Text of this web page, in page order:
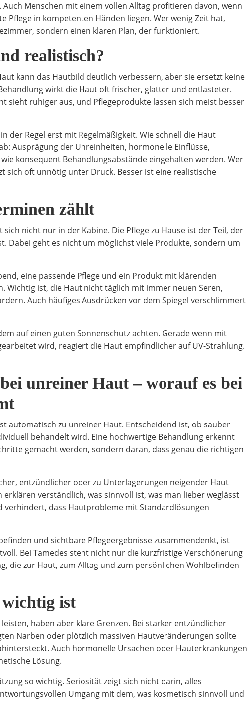
Menschen mit einem vollen Alltag profitieren davon, wenn
Pflege in kompetenten Händen liegen. Wer wenig Zeit hat,
sondern einen klaren Plan, der funktioniert.
realistisch?
kann das Hautbild deutlich verbessern, aber sie ersetzt keine
wirkt die Haut oft frischer, glatter und entlasteter.
sieht ruhiger aus, und Pflegeprodukte lassen sich meist besser
der Regel erst mit Regelmäßigkeit. Wie schnell die Haut
Ausprägung der Unreinheiten, hormonelle Einflüsse,
konsequent Behandlungsabstände eingehalten werden. Wer
sich oft unnötig unter Druck. Besser ist eine realistische
zählt
nicht nur in der Kabine. Die Pflege zu Hause ist der Teil, der
Dabei geht es nicht um möglichst viele Produkte, sondern um
eine passende Pflege und ein Produkt mit klärenden
Wichtig ist, die Haut nicht täglich mit immer neuen Seren,
Auch häufiges Ausdrücken vor dem Spiegel verschlimmert
auf einen guten Sonnenschutz achten. Gerade wenn mit
wird, reagiert die Haut empfindlicher auf UV-Strahlung.
unreiner Haut – worauf es bei
automatisch zu unreiner Haut. Entscheidend ist, ob sauber
behandelt wird. Eine hochwertige Behandlung erkennt
gemacht werden, sondern daran, dass genau die richtigen
entzündlicher oder zu Unterlagerungen neigender Haut
verständlich, was sinnvoll ist, was man lieber weglässt
verhindert, dass Hautprobleme mit Standardlösungen
und sichtbare Pflegeergebnisse zusammendenkt, ist
Bei Tamedes steht nicht nur die kurzfristige Verschönerung
die zur Haut, zum Alltag und zum persönlichen Wohlbefinden
ist
haben aber klare Grenzen. Bei starker entzündlicher
Narben oder plötzlich massiven Hautveränderungen sollte
Auch hormonelle Ursachen oder Hauterkrankungen
Lösung.
so wichtig. Seriosität zeigt sich nicht darin, alles
Umgang mit dem, was kosmetisch sinnvoll und